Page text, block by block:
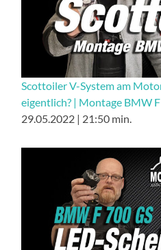
Scottoiler V-System am
eigentlich? | Montage BMW
29.05.2022 | 21:50 min.